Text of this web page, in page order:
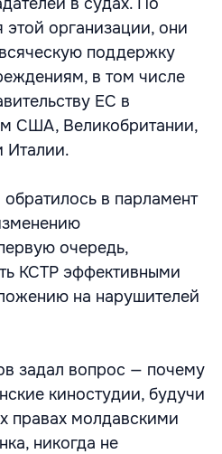
организации, они
поддержку
в том числе
ЕС в
США, Великобритании,
Италии.
в парламент
очередь,
КСТР эффективными
на нарушителей
задал вопрос — почему
киностудии, будучи
правах молдавскими
никогда не